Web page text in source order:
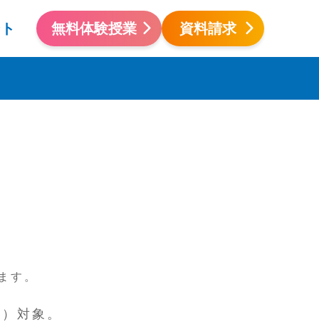
無料体験授業 資料請求
す。
対象。